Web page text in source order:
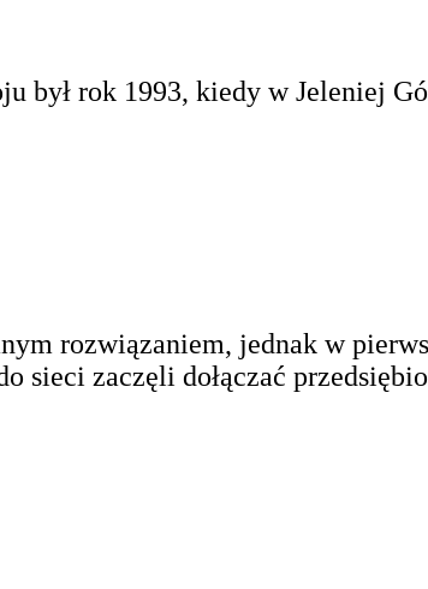
był rok 1993, kiedy w Jeleniej
rozwiązaniem, jednak w
sieci zaczęli dołączać